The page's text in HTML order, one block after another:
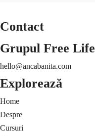
Contact
Grupul Free Life
hello@ancabanita.com
Explorează
Home
Despre
Cursuri